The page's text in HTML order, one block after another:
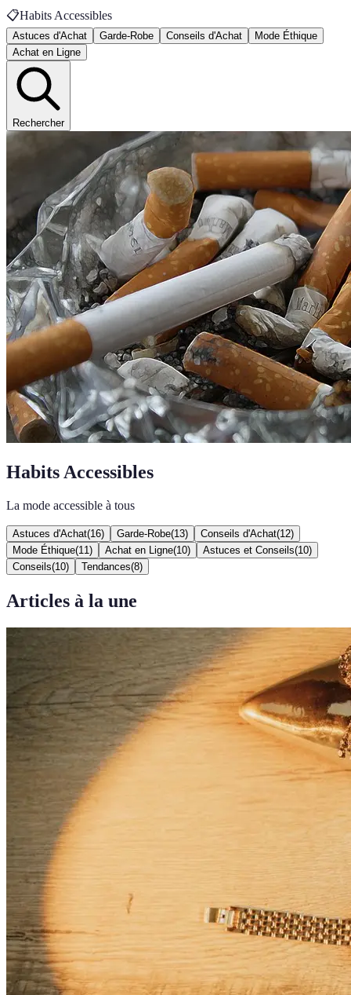
📋Habits Accessibles
Astuces d'Achat Garde-Robe Conseils d'Achat
Mode Éthique
Achat en Ligne
Rechercher
Habits Accessibles
La mode accessible à tous
Astuces d'Achat(16) Garde-Robe(13) Conseils d'Achat(12)
Mode Éthique(11 ) Achat en Ligne(10) Astuces et Conseils(10)
Conseils(10) Tendances(8)
Articles à la une